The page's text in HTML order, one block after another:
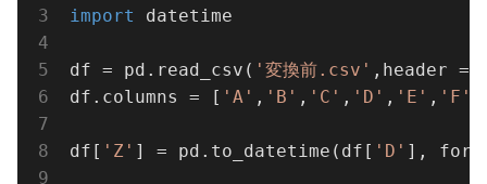
import
datetime
df = pd.read_csv( '変換前.csv' ,header =
df.columns = [ 'A' , 'B' , 'C' , 'D' , 'E' , 'F'
df[ 'Z' ] = pd.to_datetime(df[ 'D' ],